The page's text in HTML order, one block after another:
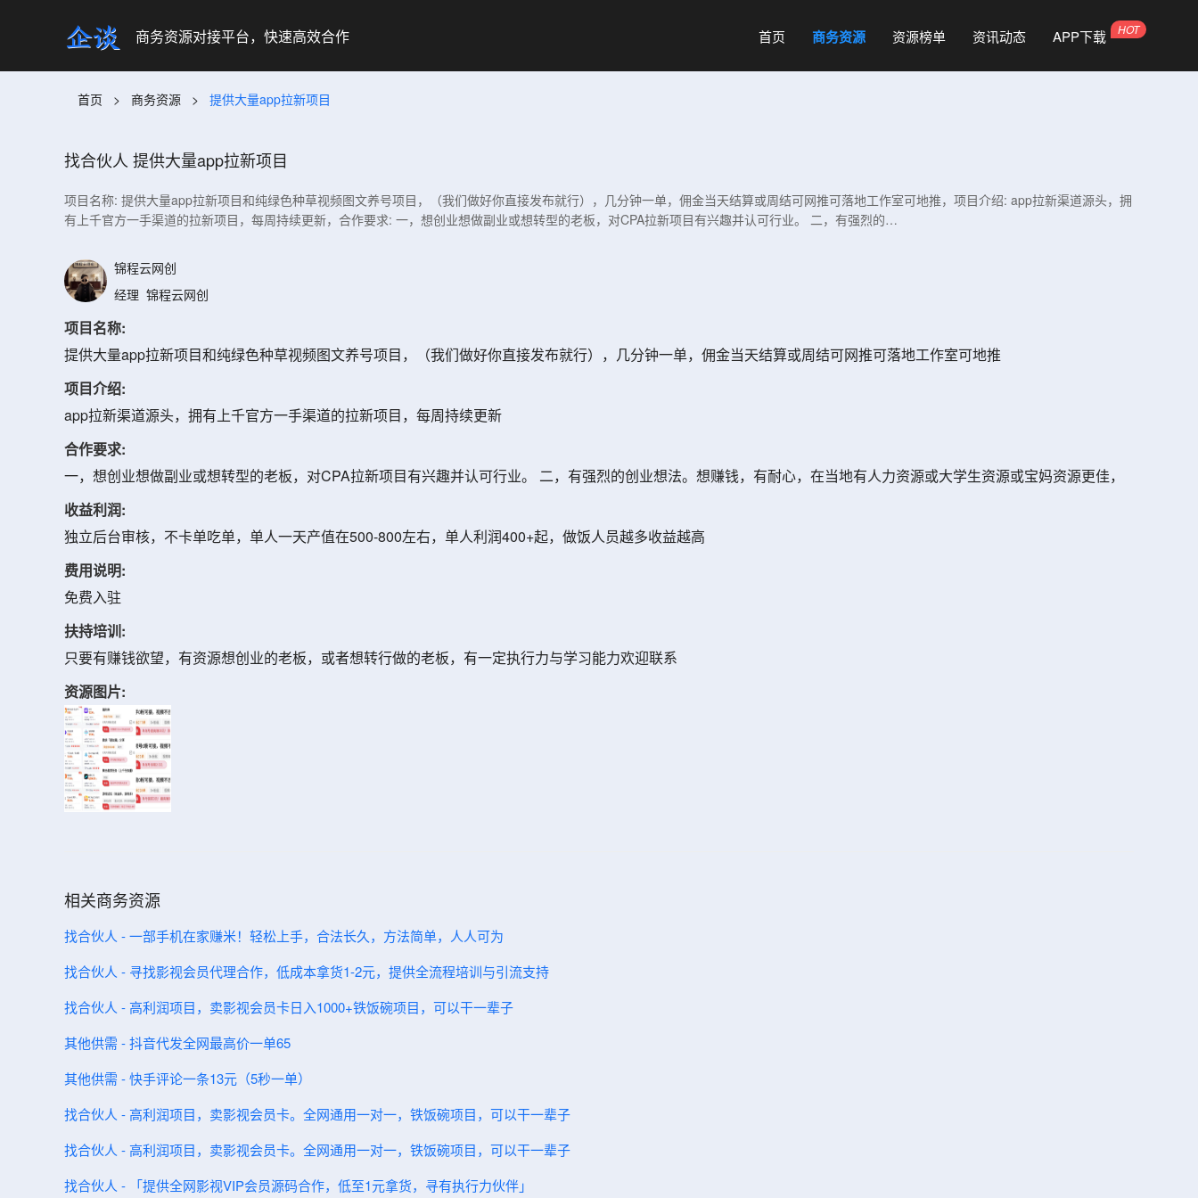
商务资源对接平台，快速高效合作 首页 商务资源 资源榜单 资讯动态 APP下载
首页 > 商务资源 > 提供大量app拉新项目
找合伙人 提供大量app拉新项目
项目名称: 提供大量app拉新项目和纯绿色种草视频图文养号项目，（我们做好你直接发布就行），几分钟一单，佣金当天结算或周结可网推可落地工作室可地推，项目介绍: app拉新渠道源头，拥
有上千官方一手渠道的拉新项目，每周持续更新，合作要求: 一，想创业想做副业或想转型的老板，对CPA拉新项目有兴趣并认可行业。 二，有强烈的…
锦程云网创
经理 锦程云网创
项目名称:
提供大量app拉新项目和纯绿色种草视频图文养号项目，（我们做好你直接发布就行），几分钟一单，佣金当天结算或周结可网推可落地工作室可地推
项目介绍:
app拉新渠道源头，拥有上千官方一手渠道的拉新项目，每周持续更新
合作要求:
一，想创业想做副业或想转型的老板，对CPA拉新项目有兴趣并认可行业。 二，有强烈的创业想法。想赚钱，有耐心，在当地有人力资源或大学生资源或宝妈资源更佳，
收益利润:
独立后台审核，不卡单吃单，单人一天产值在500-800左右，单人利润400+起，做饭人员越多收益越高
费用说明:
免费入驻
扶持培训:
只要有赚钱欲望，有资源想创业的老板，或者想转行做的老板，有一定执行力与学习能力欢迎联系
资源图片:
相关商务资源
找合伙人 - 一部手机在家赚米！轻松上手，合法长久，方法简单，人人可为
找合伙人 - 寻找影视会员代理合作，低成本拿货1-2元，提供全流程培训与引流支持
找合伙人 - 高利润项目，卖影视会员卡日入1000+铁饭碗项目，可以干一辈子
其他供需 - 抖音代发全网最高价一单65
其他供需 - 快手评论一条13元（5秒一单）
找合伙人 - 高利润项目，卖影视会员卡。全网通用一对一，铁饭碗项目，可以干一辈子
找合伙人 - 高利润项目，卖影视会员卡。全网通用一对一，铁饭碗项目，可以干一辈子
找合伙人 - 「提供全网影视VIP会员源码合作，低至1元拿货，寻有执行力伙伴」